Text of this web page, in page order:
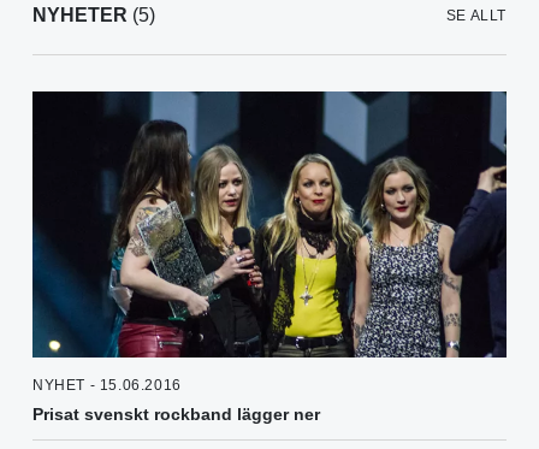
NYHETER (5) SE ALLT
NYHET - 15.06.2016
Prisat svenskt rockband lägger ner